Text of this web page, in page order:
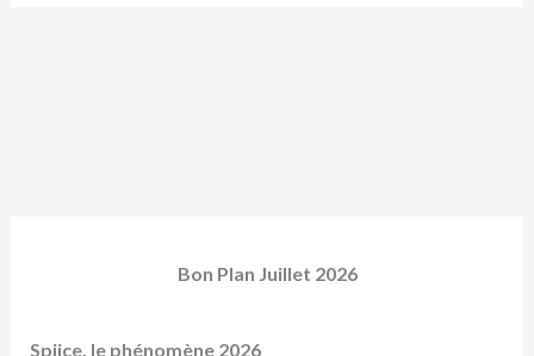
Bon Plan Juillet 2026
Spiice, le phénomène 2026